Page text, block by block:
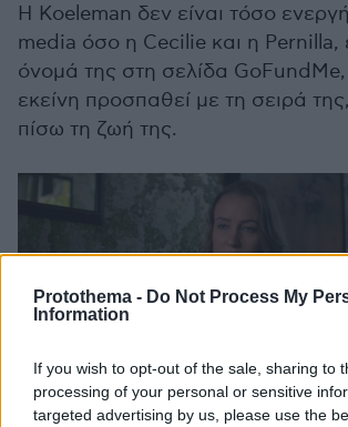
Protothema - Do Not Process My
Information
If you wish to opt-out of the sale, sharing to
processing of your personal or sensitive
targeted advertising by us, please use the
Η Koeleman δεν είναι τόσο
media όσο η Cecilie και η Pernilla,
όνομά της στη σελίδα GoFundMe,
εκείνη προσπαθεί με τη σειρά
πίσω τη ζωή της.